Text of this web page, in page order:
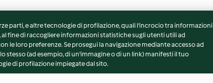
parti, e altre tecnologie di profilazione, quali l’incrocio tra informazioni
fine di raccogliere informazioni statistiche sugli utenti utili ad
le loro preferenze. Se prosegui la navigazione mediante accesso ad
stesso (ad esempio, di un'immagine o di un link) manifesti il tuo
di profilazione impiegate dal sito.